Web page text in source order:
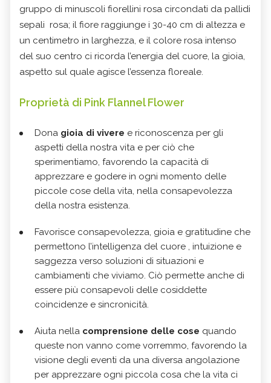
gruppo di minuscoli fiorellini rosa circondati da pallidi
sepali rosa; il fiore raggiunge i 30-40 cm di altezza e
un centimetro in larghezza, e il colore rosa intenso
del suo centro ci ricorda l’energia del cuore, la gioia,
aspetto sul quale agisce l’essenza floreale.
Proprietà di Pink Flannel Flower
Dona gioia di vivere e riconoscenza per gli
aspetti della nostra vita e per ciò che
sperimentiamo, favorendo la capacità di
apprezzare e godere in ogni momento delle
piccole cose della vita, nella consapevolezza
della nostra esistenza.
Favorisce consapevolezza, gioia e gratitudine che
permettono l’intelligenza del cuore , intuizione e
saggezza verso soluzioni di situazioni e
cambiamenti che viviamo. Ciò permette anche di
essere più consapevoli delle cosiddette
coincidenze e sincronicità.
Aiuta nella comprensione delle cose quando
queste non vanno come vorremmo, favorendo la
visione degli eventi da una diversa angolazione
per apprezzare ogni piccola cosa che la vita ci